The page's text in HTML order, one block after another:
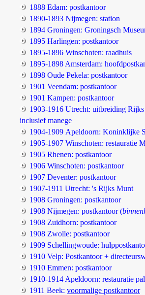
1888 Edam: postkantoor
1890-1893 Nijmegen: station
1894 Groningen: Groningsch
1895 Harlingen: postkantoor
1895-1896 Winschoten: raadhuis
1895-1898 Amsterdam:
1898 Oude Pekela: postkantoor
1901 Veendam: postkantoor
1901 Kampen: postkantoor
1903-1916 Utrecht: uitbreiding Rijks
inclusief manege
1904-1909 Apeldoorn: Koninklijke
1905-1907 Winschoten: restauratie
1905 Rhenen: postkantoor
1906 Winschoten: postkantoor
1907 Deventer: postkantoor
1907-1911 Utrecht: 's Rijks Munt
1908 Groningen: postkantoor
1908 Nijmegen: postkantoor (
1908 Zuidhorn: postkantoor
1908 Zwolle: postkantoor
1909 Schellingwoude:
1910 Velp: Postkantoor +
1910 Emmen: postkantoor
1910-1914 Apeldoorn: restauratie
1911 Beek: voormalige postkantoor